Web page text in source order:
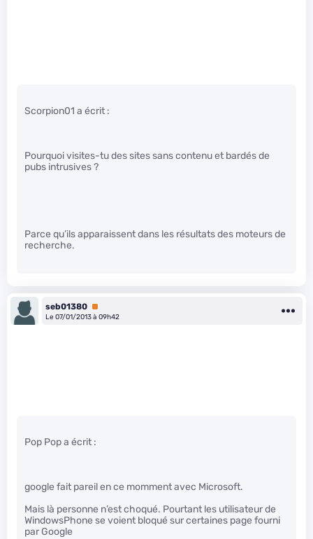
Scorpion01 a écrit :
Pourquoi visites-tu des sites sans contenu et bardés de
pubs intrusives ?
Parce qu’ils apparaissent dans les résultats des moteurs de
recherche.
seb01380 Premium
Le 07/01/2013 à 09h42
Pop Pop a écrit :
google fait pareil en ce momment avec Microsoft.
Mais là personne n’est choqué. Pourtant les utilisateur de
WindowsPhone se voient bloqué sur certaines page fourni
par Google